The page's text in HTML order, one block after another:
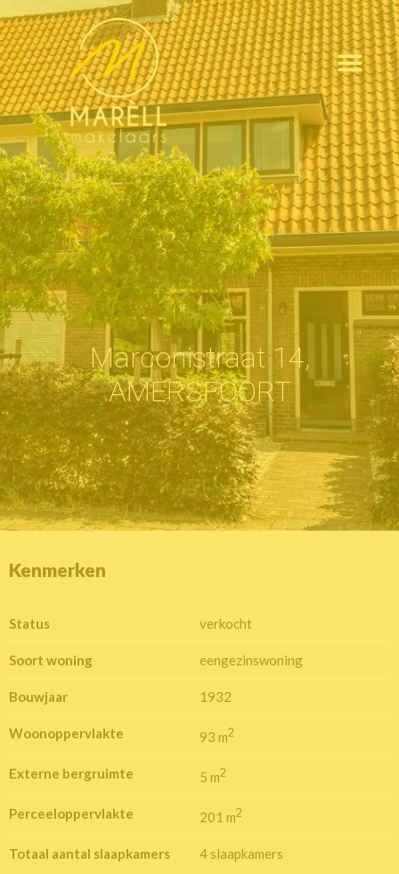
Marconistraat 14,
AMERSFOORT
Kenmerken
Status verkocht
Soort woning eengezinswoning
Bouwjaar 1932
Woonoppervlakte 93 m2
Externe bergruimte 5 m2
Perceeloppervlakte 201 m2
Totaal aantal slaapkamers 4 slaapkamers